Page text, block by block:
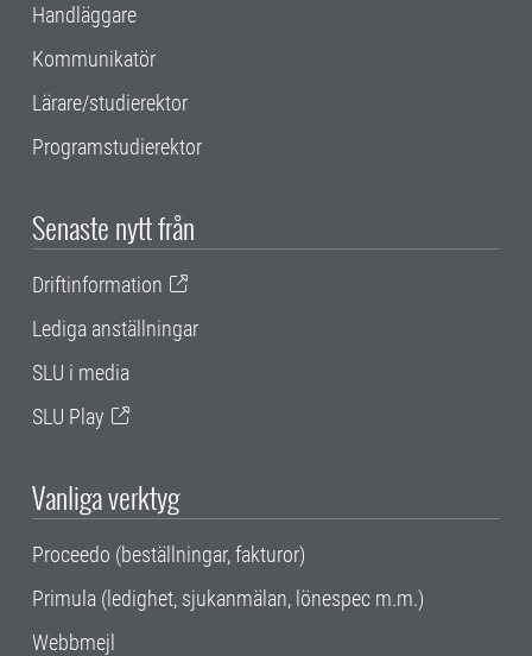
Handläggare
Kommunikatör
Lärare/studierektor
Programstudierektor
Senaste nytt från
Driftinformation
Lediga anställningar
SLU i media
SLU Play
Vanliga verktyg
Proceedo (beställningar, fakturor)
Primula (ledighet, sjukanmälan, lönespec m.m.)
Webbmejl